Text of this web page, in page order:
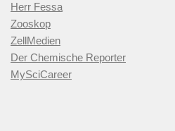
Herr Fessa
Zooskop
ZellMedien
Der Chemische Reporter
MySciCareer